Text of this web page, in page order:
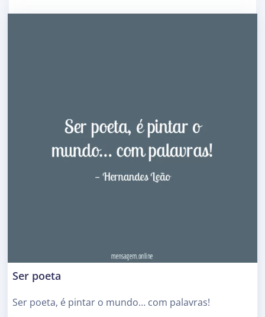
Ser poeta
Ser poeta, é pintar o mundo… com palavras!